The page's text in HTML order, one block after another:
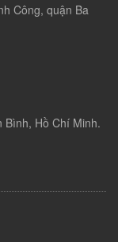
Công, quận Ba
Bình, Hồ Chí Minh.